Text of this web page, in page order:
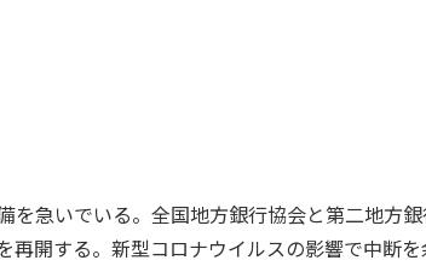
急いでいる。全国地方銀行協会と第二地方
開する。新型コロナウイルスの影響で中断